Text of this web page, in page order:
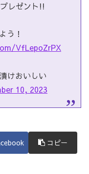
レゼント!!
う！
VfLepoZrPX
けおいしい
10, 2023
コピー